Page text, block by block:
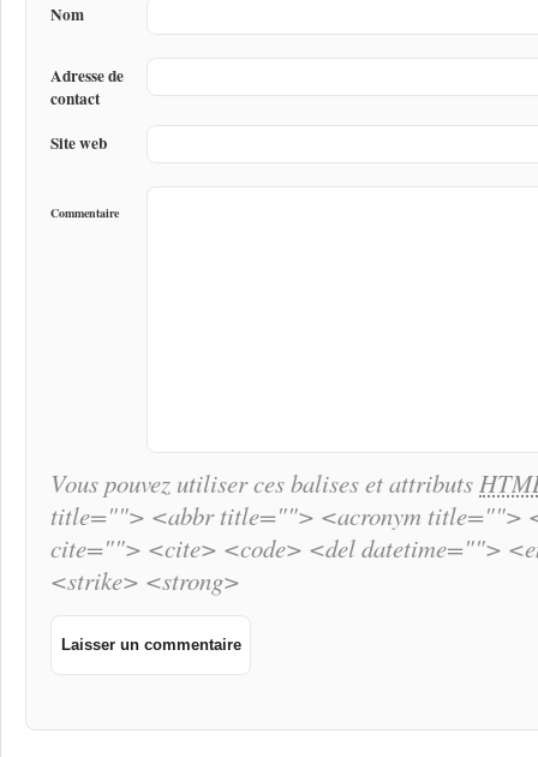
Nom
Adresse de
contact
Site web
Commentaire
Vous pouvez utiliser ces balises et attributs
title=""> <abbr title=""> <acronym title="">
cite=""> <cite> <code> <del datetime="">
<strike> <strong>